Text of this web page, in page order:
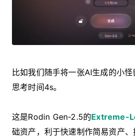
比如我们随手将一张AI生成的小
思考时间4s。
这是Rodin Gen-2.5的Extreme-
础资产，利于快速制作简易资产